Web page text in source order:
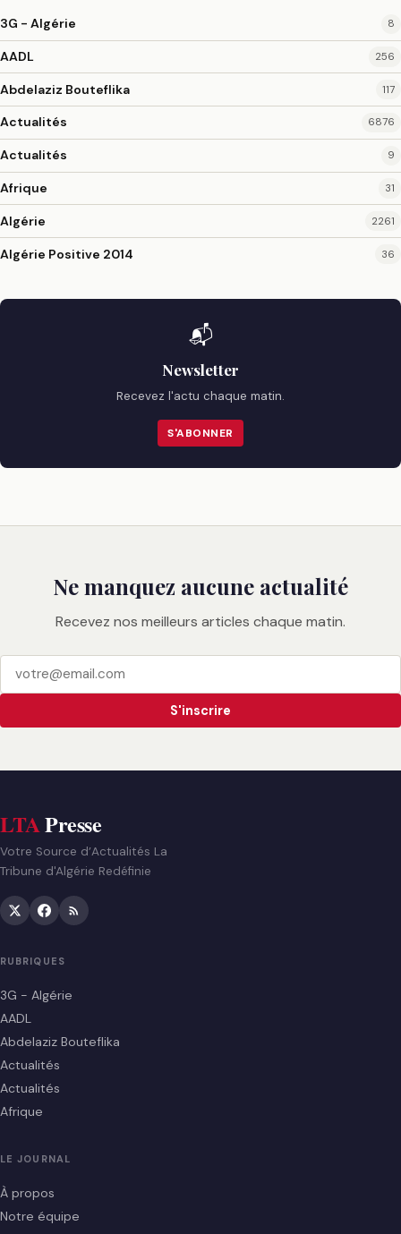
3G - Algérie 8
AADL 256
Abdelaziz Bouteflika 117
Actualités 6876
Actualités 9
Afrique 31
Algérie 2261
Algérie Positive 2014 36
📬
Newsletter
Recevez l'actu chaque matin.
S'ABONNER
Ne manquez aucune actualité
Recevez nos meilleurs articles chaque matin.
S'inscrire
LTAPresse
Votre Source d’Actualités La
Tribune d'Algérie Redéfinie
RUBRIQUES
3G - Algérie
AADL
Abdelaziz Bouteflika
Actualités
Actualités
Afrique
LE JOURNAL
À propos
Notre équipe